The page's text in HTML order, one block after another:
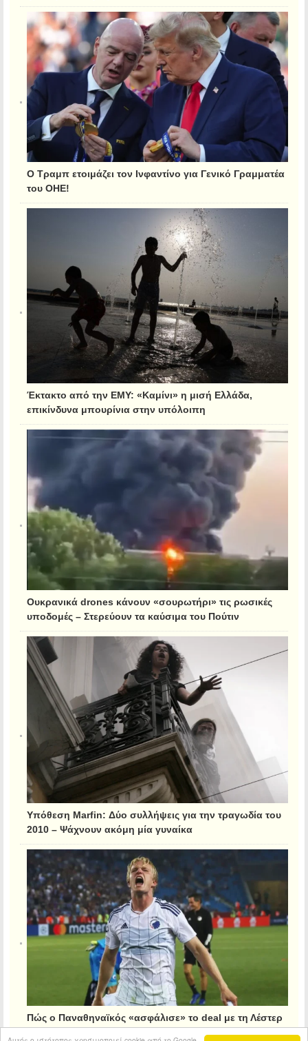
Ο Τραμπ ετοιμάζει τον Ινφαντίνο για Γενικό Γραμματέα
του ΟΗΕ!
Έκτακτο από την ΕΜΥ: «Καμίνι» η μισή Ελλάδα,
επικίνδυνα μπουρίνια στην υπόλοιπη
Ουκρανικά drones κάνουν «σουρωτήρι» τις ρωσικές
υποδομές – Στερεύουν τα καύσιμα του Πούτιν
Υπόθεση Marfin: Δύο συλλήψεις για την τραγωδία του
2010 – Ψάχνουν ακόμη μία γυναίκα
Πώς ο Παναθηναϊκός «ασφάλισε» το deal με τη Λέστερ